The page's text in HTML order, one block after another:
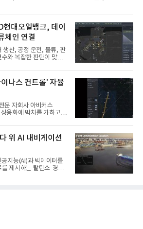
대오일뱅크, 데이
체인 연결
생산, 공정 운전, 물류, 판
와 복잡한 판단이 맞물
향을 미치는 만큼, 데이터
연결하고 활용하느냐가
요소로 떠오르고 있다.
일뱅크는 인공지능(AI)
보지 않고, 정유사의 밸
연결하고 최적화하는 핵
원유 선택과 도입, 생산계
나스 컨트롤' 자율
문 자회사 아비커스
용화에 박차를 가하고 있
트롤(HINAS Control)’에
TA)을 획득했다.이
나스 컨트롤’은 인지-판
운항 시스템으로, 주변 선
고 운항 상황을 판단, 충
는 솔루션이다. 특정 선
않고 다양한 선박에 범
위 AI 내비게이션
공지능(AI)과 빅데이터를
제시하는 탈탄소·경제